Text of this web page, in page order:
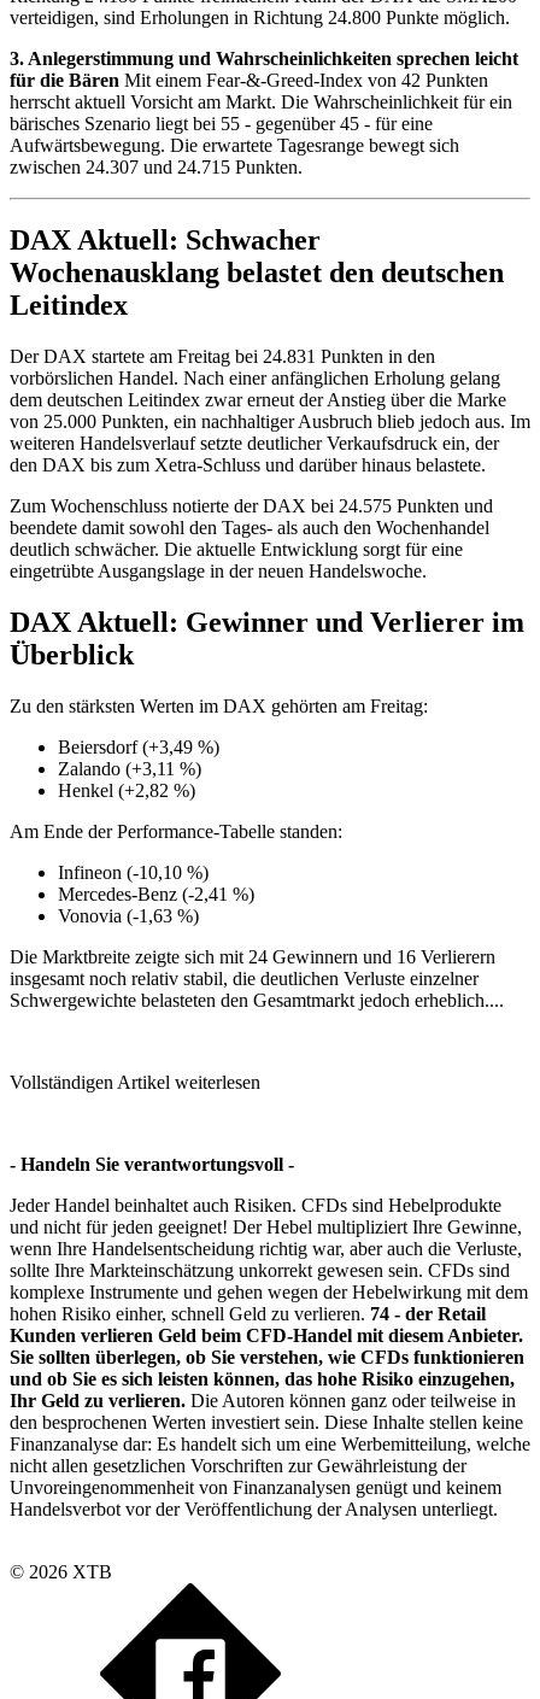
verteidigen, sind Erholungen in Richtung 24.800 Punkte möglich.
3. Anlegerstimmung und Wahrscheinlichkeiten sprechen leicht
für die Bären Mit einem Fear-&-Greed-Index von 42 Punkten
herrscht aktuell Vorsicht am Markt. Die Wahrscheinlichkeit für ein
bärisches Szenario liegt bei 55 - gegenüber 45 - für eine
Aufwärtsbewegung. Die erwartete Tagesrange bewegt sich
zwischen 24.307 und 24.715 Punkten.
DAX Aktuell: Schwacher
Wochenausklang belastet den deutschen
Leitindex
Der DAX startete am Freitag bei 24.831 Punkten in den
vorbörslichen Handel. Nach einer anfänglichen Erholung gelang
dem deutschen Leitindex zwar erneut der Anstieg über die Marke
von 25.000 Punkten, ein nachhaltiger Ausbruch blieb jedoch aus. Im
weiteren Handelsverlauf setzte deutlicher Verkaufsdruck ein, der
den DAX bis zum Xetra-Schluss und darüber hinaus belastete.
Zum Wochenschluss notierte der DAX bei 24.575 Punkten und
beendete damit sowohl den Tages- als auch den Wochenhandel
deutlich schwächer. Die aktuelle Entwicklung sorgt für eine
eingetrübte Ausgangslage in der neuen Handelswoche.
DAX Aktuell: Gewinner und Verlierer im
Überblick
Zu den stärksten Werten im DAX gehörten am Freitag:
Beiersdorf (+3,49 %)
Zalando (+3,11 %)
Henkel (+2,82 %)
Am Ende der Performance-Tabelle standen:
Infineon (-10,10 %)
Mercedes-Benz (-2,41 %)
Vonovia (-1,63 %)
Die Marktbreite zeigte sich mit 24 Gewinnern und 16 Verlierern
insgesamt noch relativ stabil, die deutlichen Verluste einzelner
Schwergewichte belasteten den Gesamtmarkt jedoch erheblich....
Vollständigen Artikel weiterlesen
- Handeln Sie verantwortungsvoll -
Jeder Handel beinhaltet auch Risiken. CFDs sind Hebelprodukte
und nicht für jeden geeignet! Der Hebel multipliziert Ihre Gewinne,
wenn Ihre Handelsentscheidung richtig war, aber auch die Verluste,
sollte Ihre Markteinschätzung unkorrekt gewesen sein. CFDs sind
komplexe Instrumente und gehen wegen der Hebelwirkung mit dem
hohen Risiko einher, schnell Geld zu verlieren. 74 - der Retail
Kunden verlieren Geld beim CFD-Handel mit diesem Anbieter.
Sie sollten überlegen, ob Sie verstehen, wie CFDs funktionieren
und ob Sie es sich leisten können, das hohe Risiko einzugehen,
Ihr Geld zu verlieren. Die Autoren können ganz oder teilweise in
den besprochenen Werten investiert sein. Diese Inhalte stellen keine
Finanzanalyse dar: Es handelt sich um eine Werbemitteilung, welche
nicht allen gesetzlichen Vorschriften zur Gewährleistung der
Unvoreingenommenheit von Finanzanalysen genügt und keinem
Handelsverbot vor der Veröffentlichung der Analysen unterliegt.
© 2026 XTB